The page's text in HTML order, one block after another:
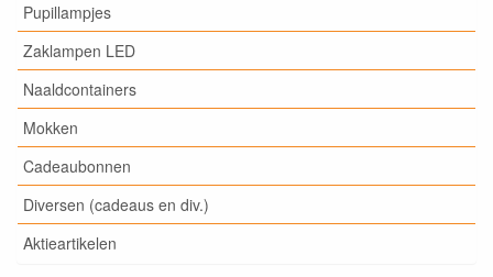
Pupillampjes
Zaklampen LED
Naaldcontainers
Mokken
Cadeaubonnen
Diversen (cadeaus en div.)
Aktieartikelen